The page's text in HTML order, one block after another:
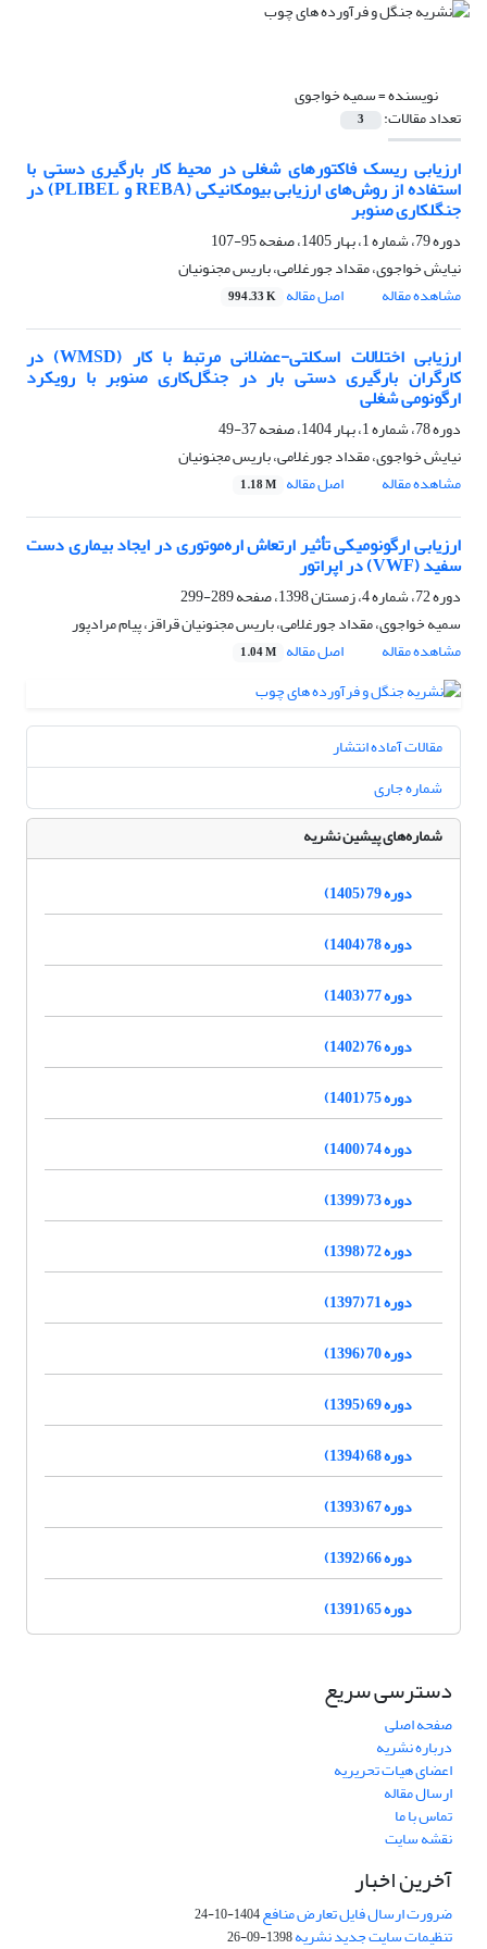
نویسنده =سمیه خواجوی
تعداد مقالات: 3
ارزیابی ریسک فاکتورهای شغلی در محیط کار بارگیری دستی با
استفاده از روش‌های ارزیابی بیومکانیکی (REBA و PLIBEL) در
جنگلکاری صنوبر
دوره 79، شماره 1، بهار 1405، صفحه
95-107
نیایش خواجوی، مقداد جورغلامی، باریس مجنونیان
مشاهده مقاله
اصل مقاله 994.33 K
ارزیابی اختلالات اسکلتی-عضلانی مرتبط با کار (WMSD) در
کارگران بارگیری دستی بار در جنگل‌کاری صنوبر با رویکرد
ارگونومی شغلی
دوره 78، شماره 1، بهار 1404، صفحه
37-49
نیایش خواجوی، مقداد جورغلامی، باریس مجنونیان
مشاهده مقاله
اصل مقاله 1.18 M
ارزیابی ارگونومیکی تأثیر ارتعاش اره‌موتوری در ایجاد بیماری دست
سفید (VWF) در اپراتور
دوره 72، شماره 4، زمستان 1398، صفحه
289-299
سمیه خواجوی، مقداد جورغلامی، باریس مجنونیان قراقز، پیام مرادپور
مشاهده مقاله
اصل مقاله 1.04 M
مقالات آماده انتشار
شماره جاری
شماره‌های پیشین نشریه
دوره 79 (1405)
دوره 78 (1404)
دوره 77 (1403)
دوره 76 (1402)
دوره 75 (1401)
دوره 74 (1400)
دوره 73 (1399)
دوره 72 (1398)
دوره 71 (1397)
دوره 70 (1396)
دوره 69 (1395)
دوره 68 (1394)
دوره 67 (1393)
دوره 66 (1392)
دوره 65 (1391)
دسترسی سریع
صفحه اصلی
درباره نشریه
اعضای هیات تحریریه
ارسال مقاله
تماس با ما
نقشه سایت
آخرین اخبار
ضرورت ارسال فایل تعارض منافع1404-10-24
تنظیمات سایت جدید نشریه1398-09-26